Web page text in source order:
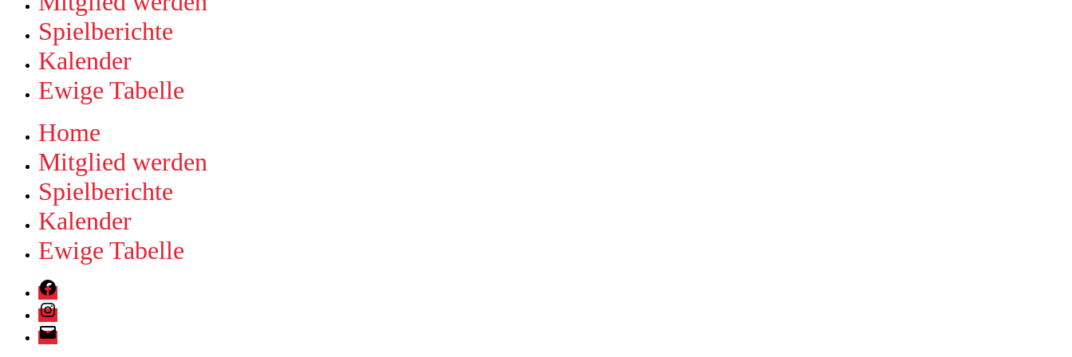
Spielberichte
Kalender
Ewige Tabelle
Home
Mitglied werden
Spielberichte
Kalender
Ewige Tabelle
Holzbachkicker
Friedrichsthal
Facebook-
Gruppe
Instagram
E-
Mail